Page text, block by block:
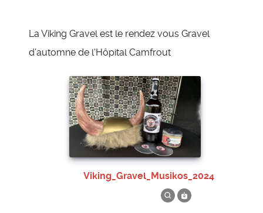
La Viking Gravel est le rendez vous Gravel
d’automne de l'Hôpital Camfrout
Viking_Gravel_Musikos_2024